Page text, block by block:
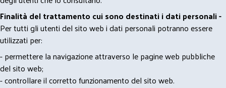
Finalità del trattamento cui sono destinati i dati personali -
Per tutti gli utenti del sito web i dati personali potranno essere
utilizzati per:
- permettere la navigazione attraverso le pagine web pubbliche
del sito web;
- controllare il corretto funzionamento del sito web.